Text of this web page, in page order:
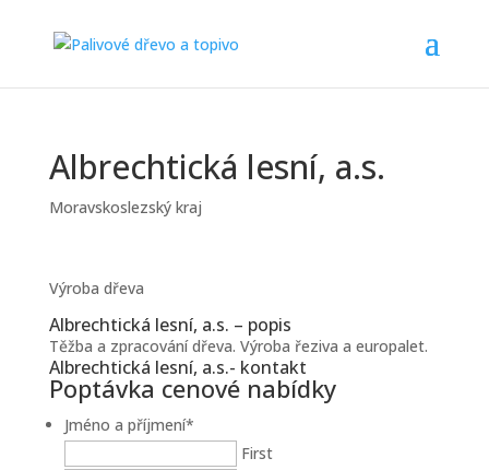
Albrechtická lesní, a.s.
Moravskoslezský kraj
Výroba dřeva
Albrechtická lesní, a.s. – popis
Těžba a zpracování dřeva. Výroba řeziva a europalet.
Albrechtická lesní, a.s.- kontakt
Poptávka cenové nabídky
Jméno a příjmení*
First